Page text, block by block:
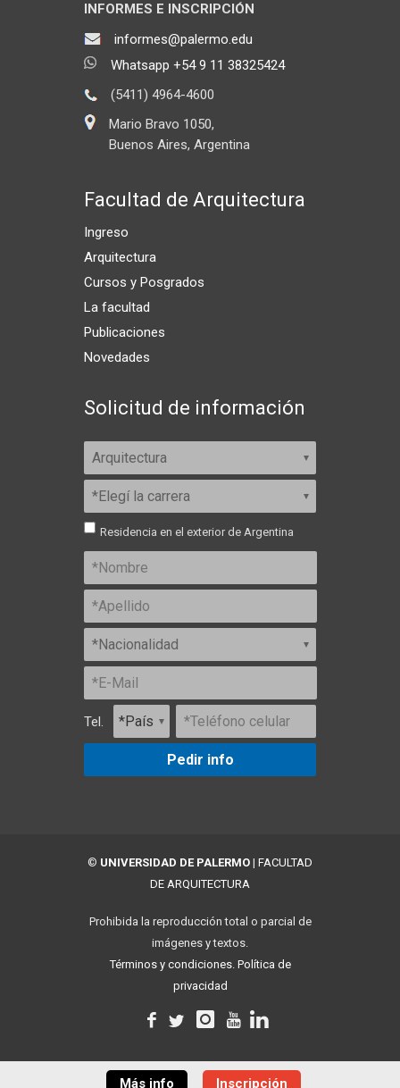
INFORMES E INSCRIPCIÓN
informes@palermo.edu
Whatsapp +54 9 11 38325424
(5411) 4964-4600
Mario Bravo 1050,
Buenos Aires, Argentina
Facultad de Arquitectura
Ingreso
Arquitectura
Cursos y Posgrados
La facultad
Publicaciones
Novedades
Solicitud de información
Residencia en el exterior de Argentina
Tel.
Pedir info
© UNIVERSIDAD DE PALERMO | FACULTAD
DE ARQUITECTURA
Prohibida la reproducción total o parcial de
imágenes y textos.
Términos y condiciones. Política de
privacidad
Más info Inscripción